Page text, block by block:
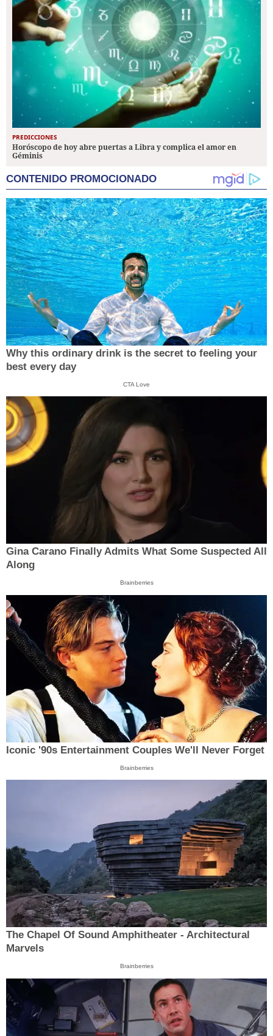
PREDICCIONES
Horóscopo de hoy abre puertas a Libra y complica el amor en
Géminis
CONTENIDO PROMOCIONADO
Why this ordinary drink is the secret to feeling your
best every day
CTA Love
Gina Carano Finally Admits What Some Suspected All
Along
Brainberries
Iconic '90s Entertainment Couples We'll Never Forget
Brainberries
The Chapel Of Sound Amphitheater - Architectural
Marvels
Brainberries